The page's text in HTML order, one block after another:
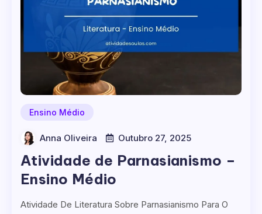
Ensino Médio
Anna Oliveira Outubro 27, 2025
Atividade de Parnasianismo –
Ensino Médio
Atividade De Literatura Sobre Parnasianismo Para O